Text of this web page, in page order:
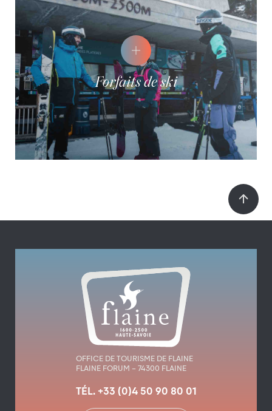
Forfaits de ski
OFFICE DE TOURISME DE FLAINE
FLAINE FORUM – 74300 FLAINE
TÉL. +33 (0)4 50 90 80 01